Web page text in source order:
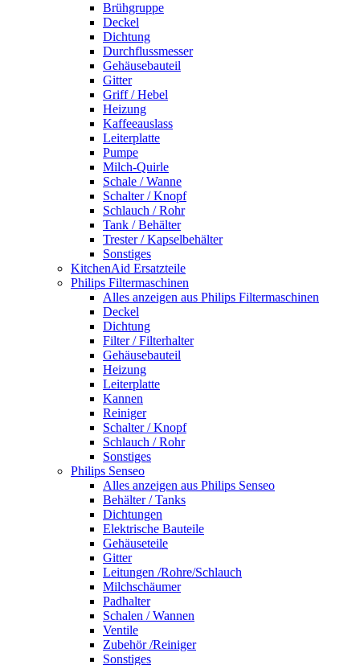
Brühgruppe
Deckel
Dichtung
Durchflussmesser
Gehäusebauteil
Gitter
Griff / Hebel
Heizung
Kaffeeauslass
Leiterplatte
Pumpe
Milch-Quirle
Schale / Wanne
Schalter / Knopf
Schlauch / Rohr
Tank / Behälter
Trester / Kapselbehälter
Sonstiges
KitchenAid Ersatzteile
Philips Filtermaschinen
Alles anzeigen aus Philips Filtermaschinen
Deckel
Dichtung
Filter / Filterhalter
Gehäusebauteil
Heizung
Leiterplatte
Kannen
Reiniger
Schalter / Knopf
Schlauch / Rohr
Sonstiges
Philips Senseo
Alles anzeigen aus Philips Senseo
Behälter / Tanks
Dichtungen
Elektrische Bauteile
Gehäuseteile
Gitter
Leitungen /Rohre/Schlauch
Milchschäumer
Padhalter
Schalen / Wannen
Ventile
Zubehör /Reiniger
Sonstiges